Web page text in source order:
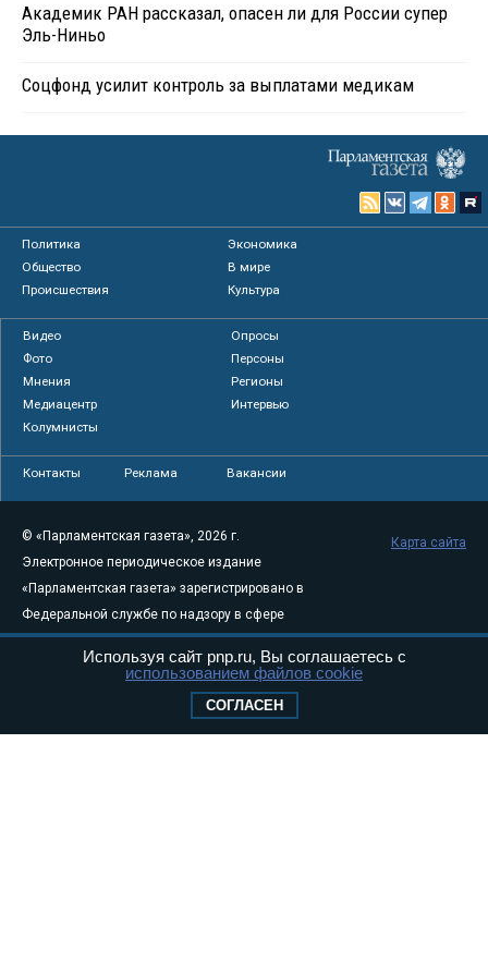
Академик РАН рассказал, опасен ли для России супер
Эль-Ниньо
Соцфонд усилит контроль за выплатами медикам
Политика
Экономика
Общество
В мире
Происшествия
Культура
Видео
Опросы
Фото
Персоны
Мнения
Регионы
Медиацентр
Интервью
Колумнисты
Контакты Реклама Вакансии
© «Парламентская газета», 2026 г.
Электронное периодическое издание
«Парламентская газета» зарегистрировано в
Федеральной службе по надзору в сфере
связи, информационных технологий и
массовых коммуникаций (Роскомнадзор) 05
Свидетельство о регистрации Эл № ФС77-
Карта сайта
Используя сайт pnp.ru, Вы соглашаетесь с
использованием файлов cookie
СОГЛАСЕН